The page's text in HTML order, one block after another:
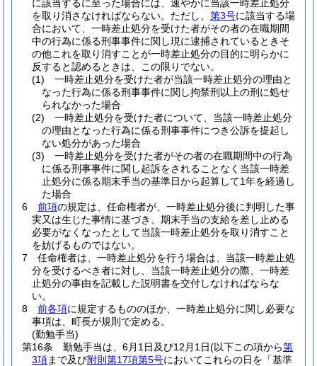
に該当するに至った場合には、速やかに当該一時差止処分
を取り消さなければならない。 ただし、 第3号に該当する場
合において、一時差止処分を受けた者がその者の在職期間
中の行為に係る刑事事件に関し現に逮捕されているときそ
の他これを取り消すことが一時差止処分の目的に明らかに
反すると認めるときは、この限りでない。
(1)
一時差止処分を受けた者が当該一時差止処分の理由と
なった行為に係る刑事事件に関し拘禁刑以上の刑に処せ
られなかった場合
(2)
一時差止処分を受けた者について、当該一時差止処分
の理由となった行為に係る刑事事件につき公訴を提起し
ない処分があった場合
(3)
一時差止処分を受けた者がその者の在職期間中の行為
に係る刑事事件に関し起訴をされることなく当該一時差
止処分に係る期末手当の基準日から起算して1年を経過し
た場合
6
前項の規定は、任命権者が、一時差止処分後に判明した事
実又は生じた事情に基づき、期末手当の支給を差し止める
必要がなくなったとして当該一時差止処分を取り消すこと
を妨げるものではない。
7
任命権者は、一時差止処分を行う場合は、当該一時差止処
分を受けるべき者に対し、当該一時差止処分の際、一時差
止処分の事由を記載した説明書を交付しなければならな
い。
8
前各項に規定するもののほか、一時差止処分に関し必要な
事項は、町長が規則で定める。
(勤勉手当)
第16条
勤勉手当は、6月1日及び12月1日(以下この項から第
3項まで及び附則第17項第5号においてこれらの日を「基準